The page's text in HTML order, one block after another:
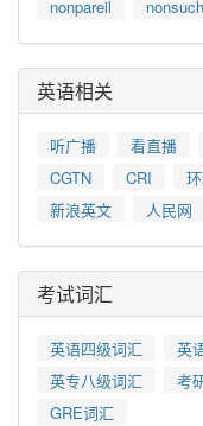
nonpareil
nonsuch
英语相关
听广播 看直播
CGTN
CRI
新浪英文
人民网
考试词汇
英语四级词汇 英
英专八级词汇
考
GRE词汇